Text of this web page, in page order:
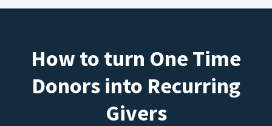
How to turn One Time
Donors into Recurring
Givers